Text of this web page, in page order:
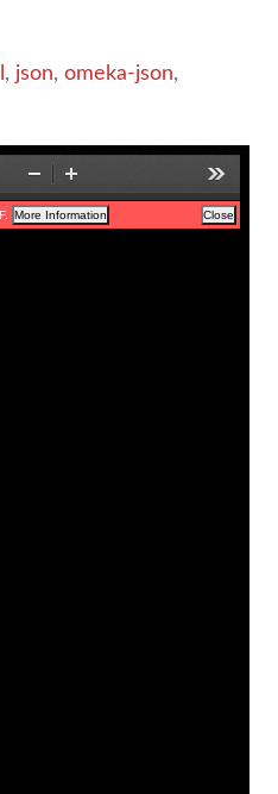
, json, omeka-json,